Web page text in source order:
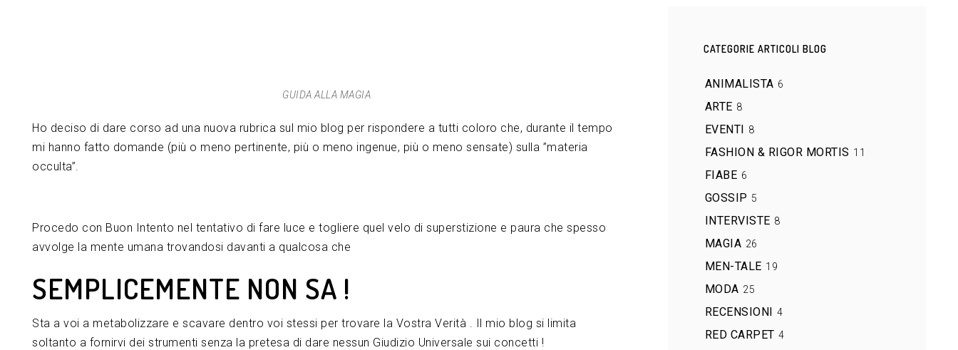
GUIDA ALLA MAGIA
Ho deciso di dare corso ad una nuova rubrica sul mio blog per rispondere a tutti coloro che, durante il tempo
mi hanno fatto domande (più o meno pertinente, più o meno ingenue, più o meno sensate) sulla ”materia
occulta”.
Procedo con Buon Intento nel tentativo di fare luce e togliere quel velo di superstizione e paura che spesso
avvolge la mente umana trovandosi davanti a qualcosa che
SEMPLICEMENTE NON SA !
Sta a voi a metabolizzare e scavare dentro voi stessi per trovare la Vostra Verità . Il mio blog si limita
soltanto a fornirvi dei strumenti senza la pretesa di dare nessun Giudizio Universale sui concetti !
CATEGORIE ARTICOLI BLOG
ANIMALISTA 6
ARTE 8
EVENTI 8
FASHION & RIGOR MORTIS 11
FIABE 6
GOSSIP 5
INTERVISTE 8
MAGIA 26
MEN-TALE 19
MODA 25
RECENSIONI 4
RED CARPET 4